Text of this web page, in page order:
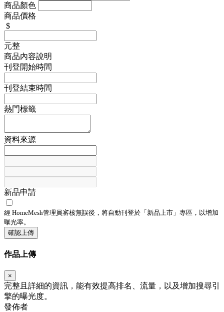
商品顏色
商品價格
$
元整
商品內容說明
刊登開始時間
刊登結束時間
熱門標籤
資料來源
新品申請
經 HomeMesh管理員審核無誤後，將自動刊登於「新品上市 」專區，以增加
曝光率。
確認上傳
作品上傳
×
完整且詳細的資訊，能有效提高排名、流量，以及增加搜尋引
擎的曝光度。
發佈者